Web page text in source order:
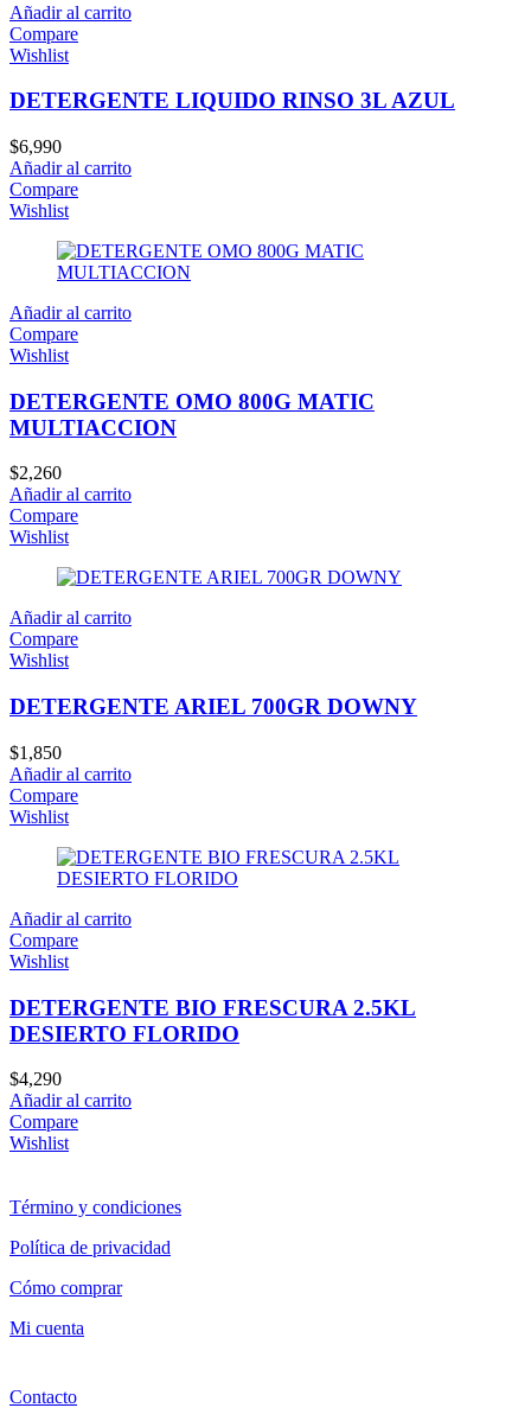
Añadir al carrito
Compare
Wishlist
DETERGENTE LIQUIDO RINSO 3L AZUL
$6,990
Añadir al carrito
Compare
Wishlist
Añadir al carrito
Compare
Wishlist
DETERGENTE OMO 800G MATIC
MULTIACCION
$2,260
Añadir al carrito
Compare
Wishlist
Añadir al carrito
Compare
Wishlist
DETERGENTE ARIEL 700GR DOWNY
$1,850
Añadir al carrito
Compare
Wishlist
Añadir al carrito
Compare
Wishlist
DETERGENTE BIO FRESCURA 2.5KL
DESIERTO FLORIDO
$4,290
Añadir al carrito
Compare
Wishlist
Término y condiciones
Política de privacidad
Cómo comprar
Mi cuenta
Contacto